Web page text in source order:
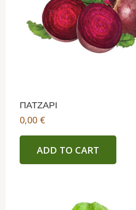
ΠΑΤΖΑΡΙ
0,00 €
ADD TO CART